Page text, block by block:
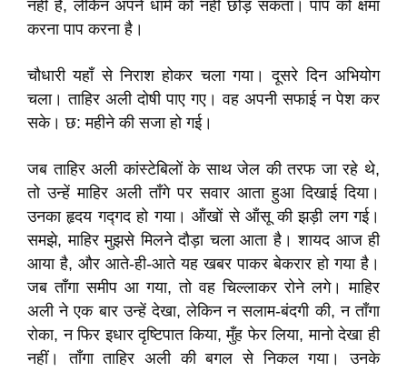
नहीं है, लेकिन अपने धार्म को नहीं छोड़ सकता। पाप को क्षमा
करना पाप करना है।
चौधारी यहाँ से निराश होकर चला गया। दूसरे दिन अभियोग
चला। ताहिर अली दोषी पाए गए। वह अपनी सफाई न पेश कर
सके। छ: महीने की सजा हो गई।
जब ताहिर अली कांस्टेबिलों के साथ जेल की तरफ जा रहे थे,
तो उन्हें माहिर अली ताँगे पर सवार आता हुआ दिखाई दिया।
उनका हृदय गद्गद हो गया। ऑंखों से ऑंसू की झड़ी लग गई।
समझे, माहिर मुझसे मिलने दौड़ा चला आता है। शायद आज ही
आया है, और आते-ही-आते यह खबर पाकर बेकरार हो गया है।
जब ताँगा समीप आ गया, तो वह चिल्लाकर रोने लगे। माहिर
अली ने एक बार उन्हें देखा, लेकिन न सलाम-बंदगी की, न ताँगा
रोका, न फिर इधार दृष्टिपात किया, मुँह फेर लिया, मानो देखा ही
नहीं। ताँगा ताहिर अली की बगल से निकल गया। उनके